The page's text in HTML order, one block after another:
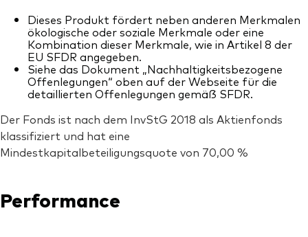
Dieses Produkt fördert neben anderen Merkmalen
ökologische oder soziale Merkmale oder eine
Kombination dieser Merkmale, wie in Artikel 8 der
EU SFDR angegeben.
Siehe das Dokument „Nachhaltigkeitsbezogene
Offenlegungen“ oben auf der Webseite für die
detaillierten Offenlegungen gemäß SFDR.
Der Fonds ist nach dem InvStG 2018 als Aktienfonds
klassifiziert und hat eine
Mindestkapitalbeteiligungsquote von 70,00 %
Performance